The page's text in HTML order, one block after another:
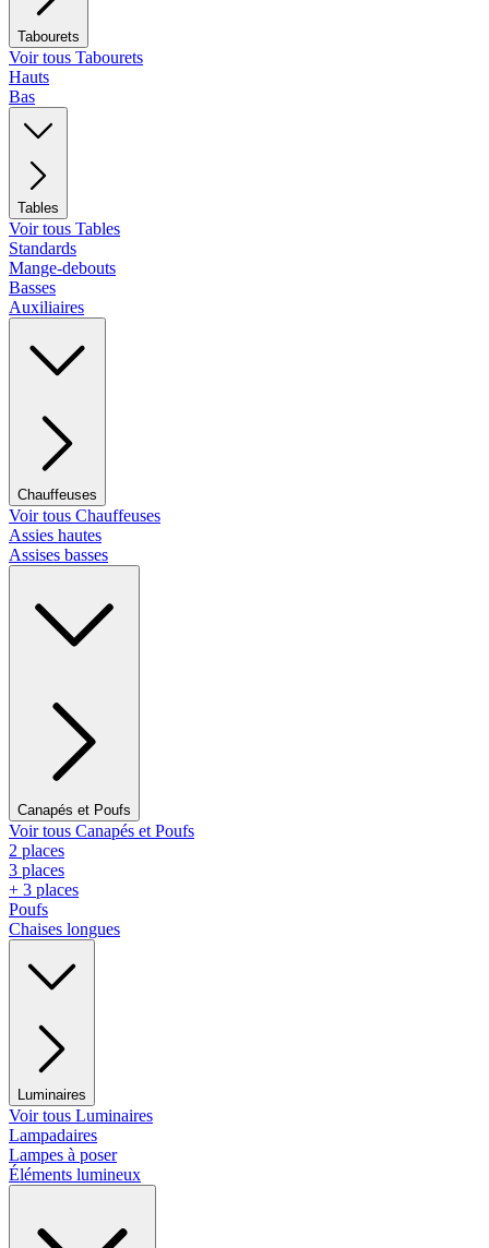
Tabourets
Voir tous Tabourets
Hauts
Bas
Tables
Voir tous Tables
Standards
Mange-debouts
Basses
Auxiliaires
Chauffeuses
Voir tous Chauffeuses
Assies hautes
Assises basses
Canapés et Poufs
Voir tous Canapés et Poufs
2 places
3 places
+ 3 places
Poufs
Chaises longues
Luminaires
Voir tous Luminaires
Lampadaires
Lampes à poser
Éléments lumineux